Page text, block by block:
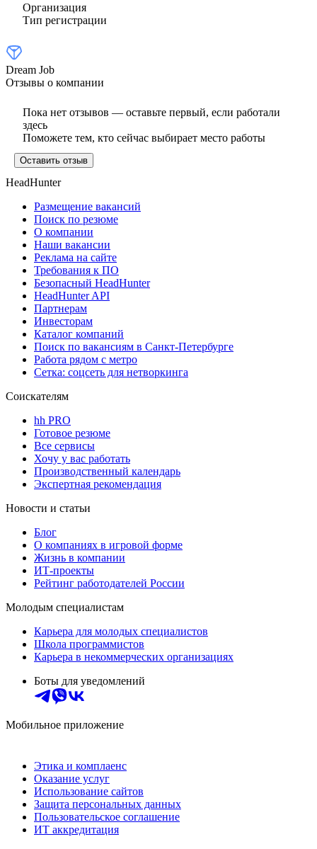
Организация
Тип регистрации
Dream Job
Отзывы о компании
Пока нет отзывов — оставьте первый, если работали
здесь
Поможете тем, кто сейчас выбирает место работы
Оставить отзыв
HeadHunter
Размещение вакансий
Поиск по резюме
О компании
Наши вакансии
Реклама на сайте
Требования к ПО
Безопасный HeadHunter
HeadHunter API
Партнерам
Инвесторам
Каталог компаний
Поиск по вакансиям в Санкт-Петербурге
Работа рядом с метро
Сетка: соцсеть для нетворкинга
Соискателям
hh PRO
Готовое резюме
Все сервисы
Хочу у вас работать
Производственный календарь
Экспертная рекомендация
Новости и статьи
Блог
О компаниях в игровой форме
Жизнь в компании
ИТ-проекты
Рейтинг работодателей России
Молодым специалистам
Карьера для молодых специалистов
Школа программистов
Карьера в некоммерческих организациях
Боты для уведомлений
Мобильное приложение
Этика и комплаенс
Оказание услуг
Использование сайтов
Защита персональных данных
Пользовательское соглашение
ИТ аккредитация